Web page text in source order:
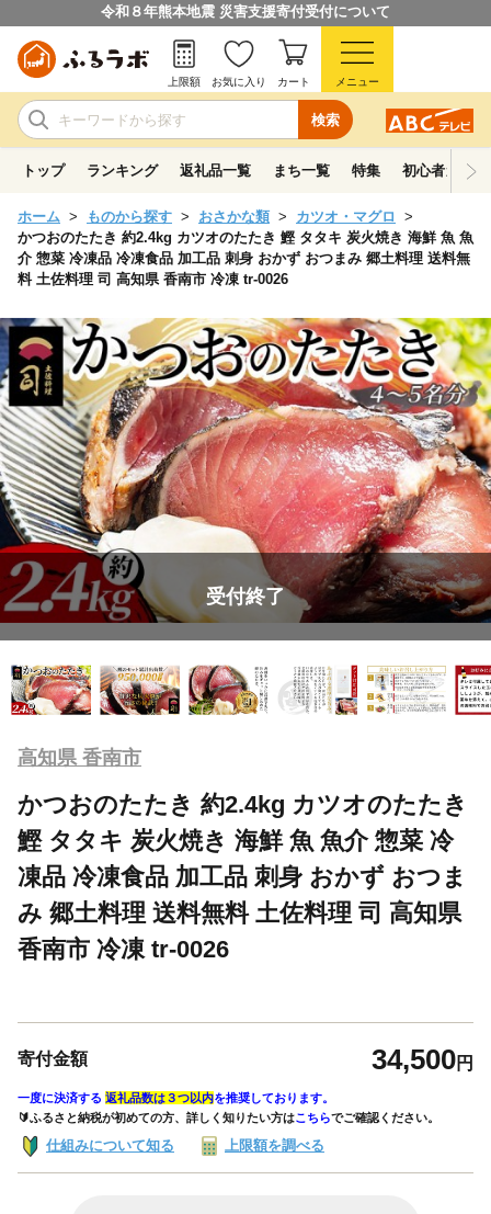
令和８年熊本地震 災害支援寄付受付について
検索
上限額 お気に入り カート メニュー
トップ ランキング 返礼品一覧 まち一覧 特集 初心者ガイド
ホーム ものから探す おさかな類
カツオ・マグロ
かつおのたたき 約2.4kg カツオのたたき 鰹 タタキ 炭火焼き 海鮮 魚 魚
介 惣菜 冷凍品 冷凍食品 加工品 刺身 おかず おつまみ 郷土料理 送料無
料 土佐料理 司 高知県 香南市 冷凍 tr-0026
受付終了
高知県 香南市
かつおのたたき 約2.4kg カツオのたたき
鰹 タタキ 炭火焼き 海鮮 魚 魚介 惣菜 冷
凍品 冷凍食品 加工品 刺身 おかず おつま
み 郷土料理 送料無料 土佐料理 司 高知県
香南市 冷凍 tr-0026
寄付金額 34,500円
一度に決済する 返礼品数は３つ以内を推奨しております。
🔰ふるさと納税が初めての方、詳しく知りたい方はこちらでご確認ください。
仕組みについて知る 上限額を調べる